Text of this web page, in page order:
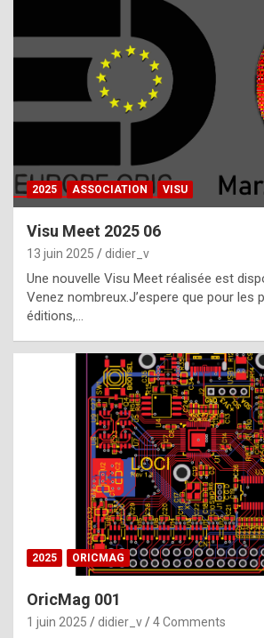
h
a
t
t
e
b
e
s
t
p
h
o
n
y
2025 ASSOCIATION VISU
Visu Meet 2025 06
13 juin 2025 didier_v
Une nouvelle Visu Meet réalisée est
Venez nombreux.J’espere que pour les
éditions,…
2025 ORICMAG
OricMag 001
1 juin 2025 didier_v 4 Comments